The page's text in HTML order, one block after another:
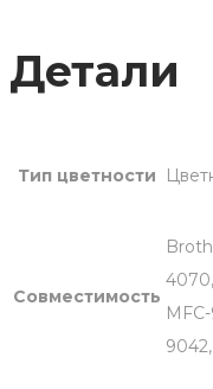
Детали
Тип цветности
Совместимость